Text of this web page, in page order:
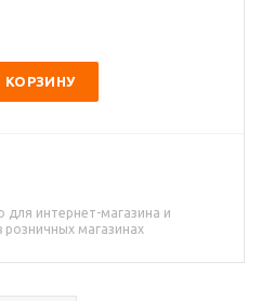
КОРЗИНУ
для интернет-магазина и
магазинах